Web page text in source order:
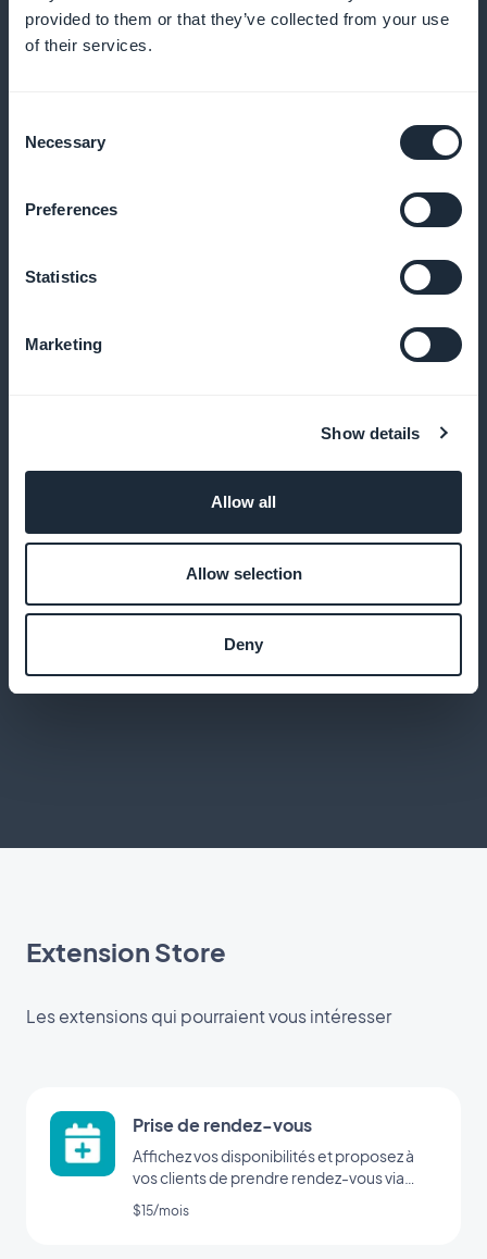
provided to them or that they’ve collected from your use
of their services.
Selection
Necessary
Preferences
Statistics
Marketing
Show details
Allow all
Allow selection
Deny
Récompensez vos clients fidèles avec des
avantages exclusifs et des récompenses.
Carte de membre exclusive
Offrez des avantages exclusifs à vos clients
Analyse des performances de vos
Utilisez les statistiques pour optimiser vos
Offrez une application performante intégrant toutes
les fonctionnalités d'une app native.
Extension Store
Les extensions qui pourraient vous intéresser
Prise de rendez-vous
Affichez vos disponibilités et proposez à
vos clients de prendre rendez-vous via
votre application
$15/mois